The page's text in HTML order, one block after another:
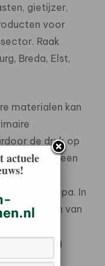
gietijzer,
voor
Raak
Breda, Elst,
materialen kan
de druk op
bekend dat een
buiten Europa. In
van
Ook bij de
verbetering
actuele